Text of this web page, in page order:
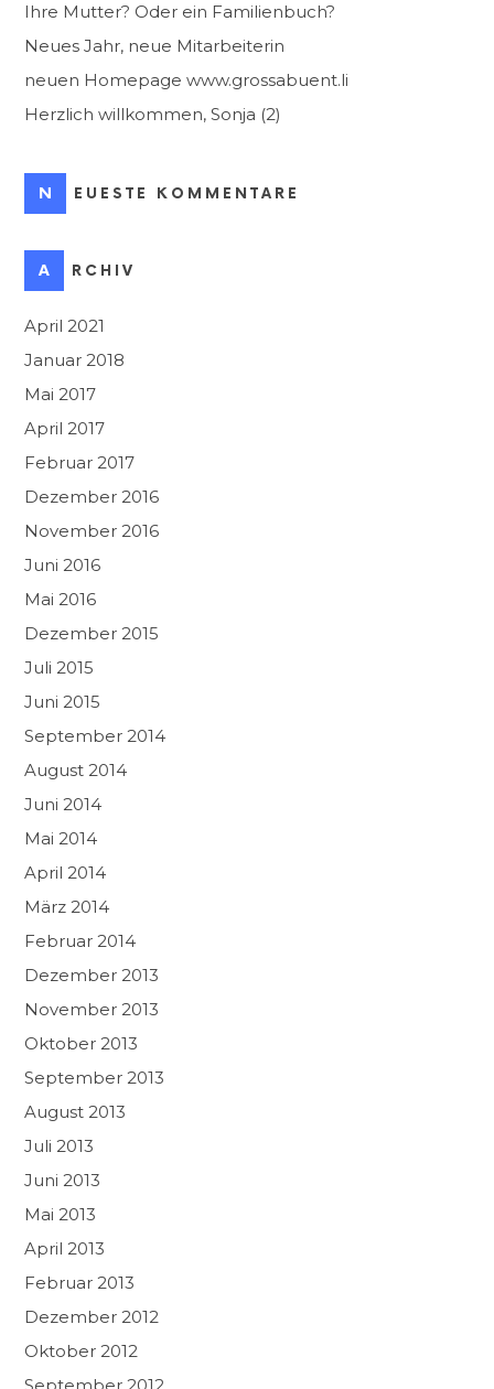
Ihre Mutter? Oder ein Familienbuch?
Neues Jahr, neue Mitarbeiterin
neuen Homepage www.grossabuent.li
Herzlich willkommen, Sonja (2)
NEUESTE KOMMENTARE
ARCHIV
April 2021
Januar 2018
Mai 2017
April 2017
Februar 2017
Dezember 2016
November 2016
Juni 2016
Mai 2016
Dezember 2015
Juli 2015
Juni 2015
September 2014
August 2014
Juni 2014
Mai 2014
April 2014
März 2014
Februar 2014
Dezember 2013
November 2013
Oktober 2013
September 2013
August 2013
Juli 2013
Juni 2013
Mai 2013
April 2013
Februar 2013
Dezember 2012
Oktober 2012